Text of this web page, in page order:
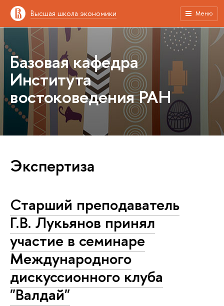
Высшая школа экономики Меню
Базовая кафедра
Института
востоковедения РАН
Экспертиза
Старший преподаватель
Г.В. Лукьянов принял
участие в семинаре
Международного
дискуссионного клуба
"Валдай"